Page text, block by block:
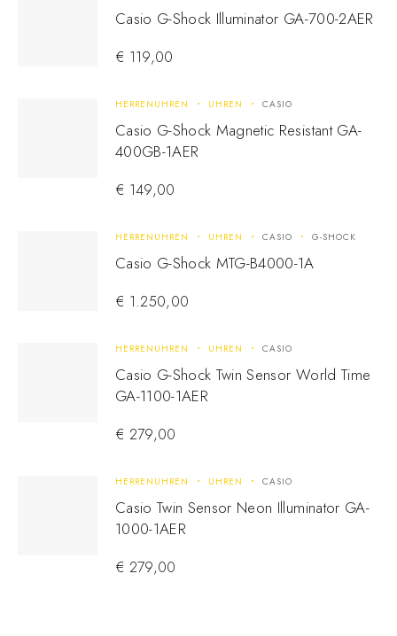
Casio G-Shock Illuminator GA-700-2AER
€ 119,00
HERRENUHREN UHREN CASIO
Casio G-Shock Magnetic Resistant GA-
400GB-1AER
€ 149,00
HERRENUHREN UHREN CASIO G-SHOCK
Casio G-Shock MTG-B4000-1A
€ 1.250,00
HERRENUHREN UHREN CASIO
Casio G-Shock Twin Sensor World Time
GA-1100-1AER
€ 279,00
HERRENUHREN UHREN CASIO
Casio Twin Sensor Neon Illuminator GA-
1000-1AER
€ 279,00